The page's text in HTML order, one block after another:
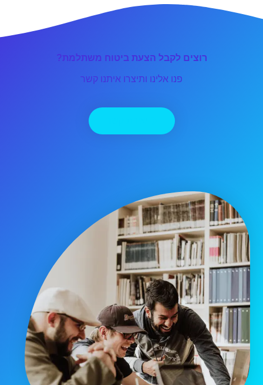
רוצים לקבל הצעת ביטוח משתלמת?
פנו אלינו ותיצרו איתנו קשר